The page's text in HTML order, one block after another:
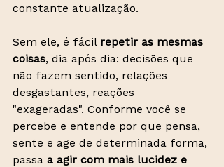
constante atualização.
Sem ele, é fácil repetir as mesmas
coisas, dia após dia: decisões que
não fazem sentido, relações
desgastantes, reações
"exageradas". Conforme você se
percebe e entende por que pensa,
sente e age de determinada forma,
passa a agir com mais lucidez e